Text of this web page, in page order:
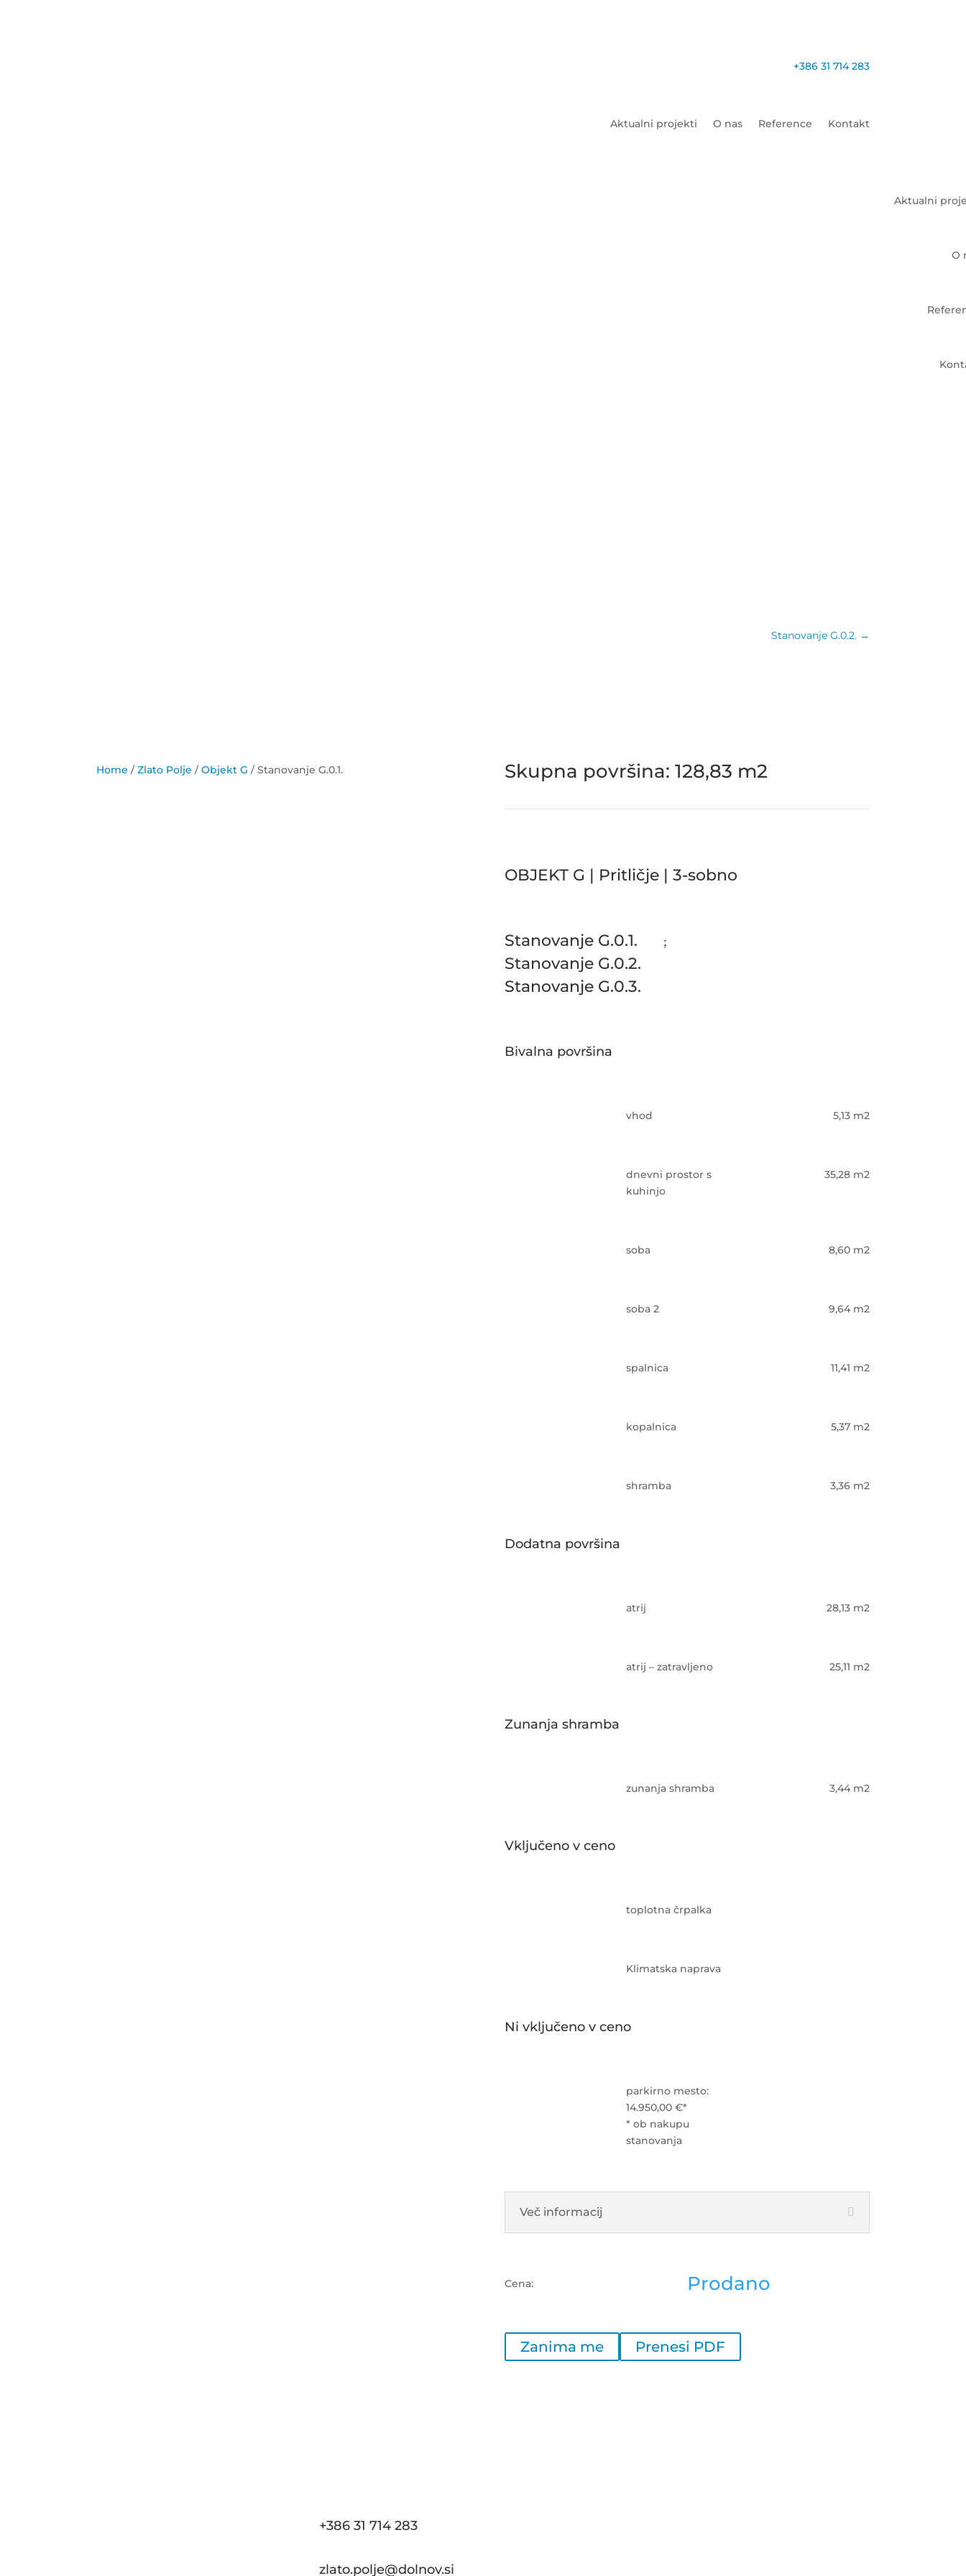
+386 31 714 283
Aktualni projekti O nas Reference Kontakt
Aktualni
O
Stanovanje G.0.2.→
Home /Zlato Polje /Objekt G / Stanovanje G.0.1. Skupna površina: 128,83 m2
OBJEKT G | Pritličje | 3-sobno
Stanovanje G.0.1. ;
Stanovanje G.0.2.
Stanovanje G.0.3.
Bivalna površina
vhod 5,13 m2
dnevni prostor s
kuhinjo
35,28 m2
soba 8,60 m2
soba 2 9,64 m2
spalnica 11,41 m2
kopalnica 5,37 m2
shramba 3,36 m2
Dodatna površina
atrij 28,13 m2
atrij – zatravljeno 25,11 m2
Zunanja shramba
zunanja shramba 3,44 m2
Vključeno v ceno
toplotna črpalka
Klimatska naprava
Ni vključeno v ceno
parkirno mesto:
14.950,00 €*
* ob nakupu
stanovanja
Več informacij
Cena: Prodano
Zanima me Prenesi PDF
+386 31 714 283
zlato.polje@dolnov.si